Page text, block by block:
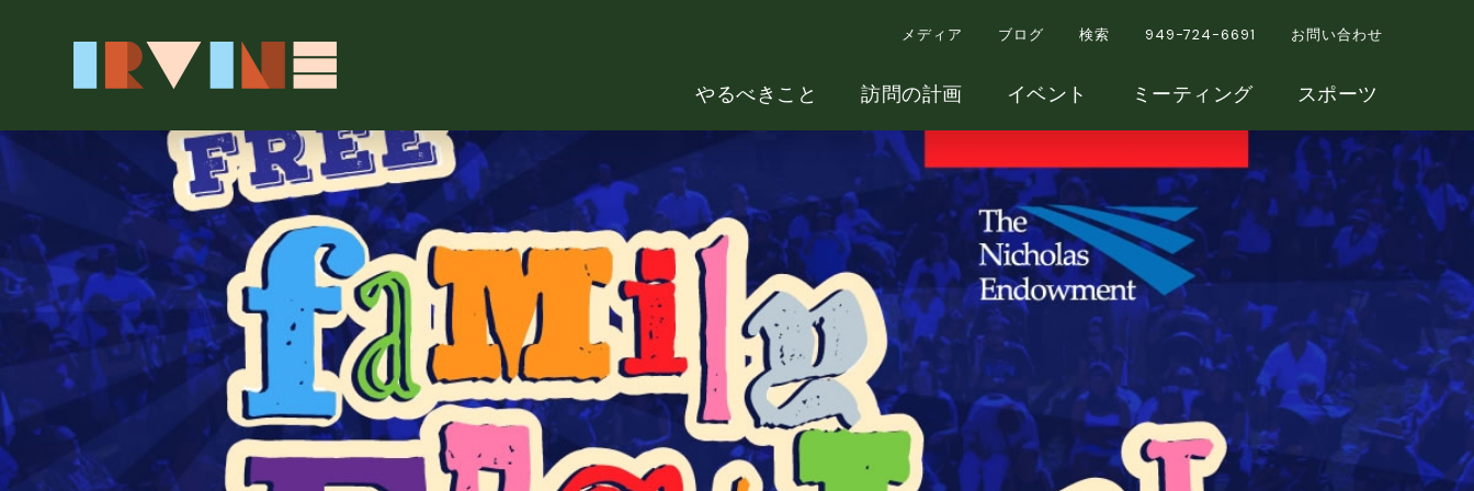
メディア ブログ 検索 949-724-6691 お問い合わせ
やるべきこと 訪問の計画 イベント ミーティング スポーツ